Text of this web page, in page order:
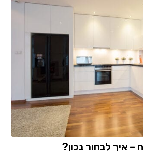
איך לבחור נכון?